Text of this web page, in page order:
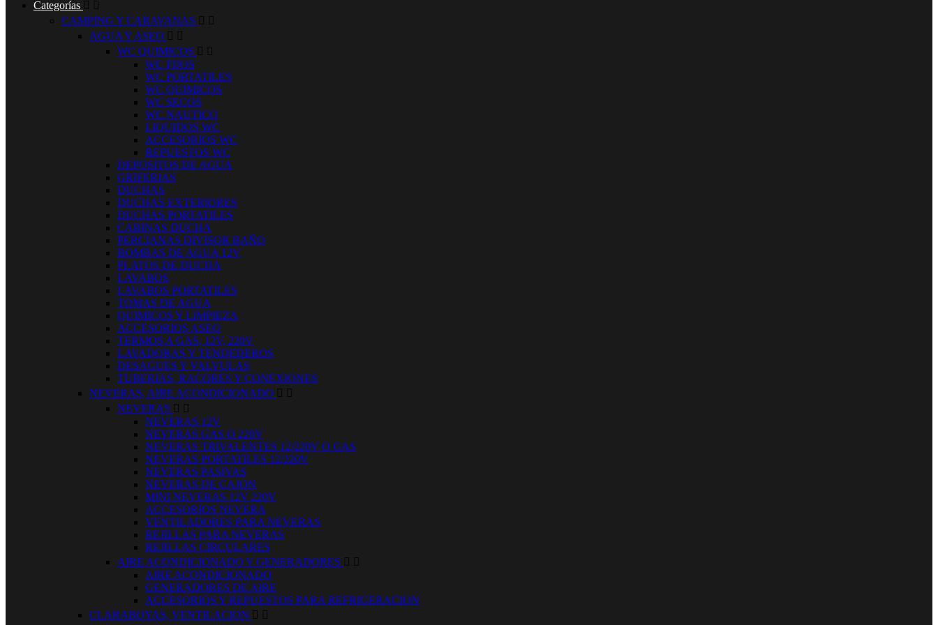
Categorías  
CAMPING Y CARAVANAS  
AGUA Y ASEO  
WC QUIMICOS  
WC FIJOS
WC PORTATILES
WC QUIMICOS
WC SECOS
WC NAUTICO
LIQUIDOS WC
ACCESORIOS WC
REPUESTOS WC
DEPOSITOS DE AGUA
GRIFERIAS
DUCHAS
DUCHAS EXTERIORES
DUCHAS PORTATILES
CABINAS DUCHA
PERCIANAS DIVISOR BAÑO
BOMBAS DE AGUA 12V
PLATOS DE DUCHA
LAVABOS
LAVABOS PORTATILES
TOMAS DE AGUA
QUIMICOS Y LIMPIEZA
ACCESORIOS ASEO
TERMOS A GAS, 12V, 220V
LAVADORAS Y TENDEDEROS
DESAGUES Y VALVULAS
TUBERIAS, RACORES Y CONEXIONES
NEVERAS, AIRE ACONDICIONADO  
NEVERAS  
NEVERAS 12V
NEVERAS GAS O 220V
NEVERAS TRIVALENTES 12/220V O GAS
NEVERAS PORTATILES 12/220V
NEVERAS PASIVAS
NEVERAS DE CAJON
MINI NEVERAS 12V 220V
ACCESORIOS NEVERA
VENTILADORES PARA NEVERAS
REJILLAS PARA NEVERAS
REJILLAS CIRCULARES
AIRE ACONDICIONADO Y GENERADORES  
AIRE ACONDICIONADO
GENERADORES DE AIRE
ACCESORIOS Y REPUESTOS PARA REFRIGERACION
CLARABOYAS, VENTILACION  